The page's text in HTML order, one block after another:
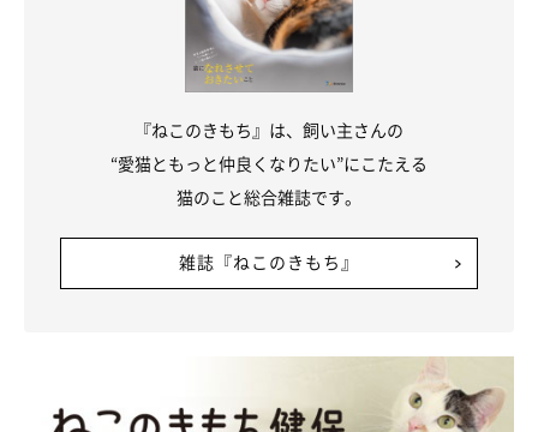
『ねこのきもち』は、飼い主さんの
“愛猫ともっと仲良くなりたい”にこたえる
猫のこと総合雑誌です。
雑誌『ねこのきもち』